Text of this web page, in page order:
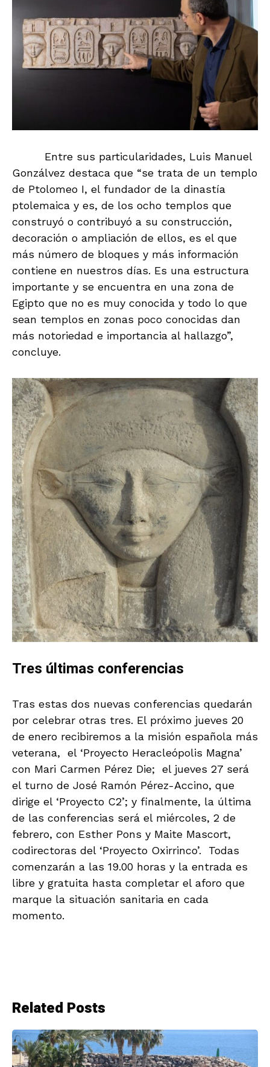
Entre sus particularidades, Luis Manuel
Gonzálvez destaca que “se trata de un templo
de Ptolomeo I, el fundador de la dinastía
ptolemaica y es, de los ocho templos que
construyó o contribuyó a su construcción,
decoración o ampliación de ellos, es el que
más número de bloques y más información
contiene en nuestros días. Es una estructura
importante y se encuentra en una zona de
Egipto que no es muy conocida y todo lo que
sean templos en zonas poco conocidas dan
más notoriedad e importancia al hallazgo”,
concluye.
Tres últimas conferencias
Tras estas dos nuevas conferencias quedarán
por celebrar otras tres. El próximo jueves 20
de enero recibiremos a la misión española más
veterana, el ‘Proyecto Heracleópolis Magna’
con Mari Carmen Pérez Die; el jueves 27 será
el turno de José Ramón Pérez-Accino, que
dirige el ‘Proyecto C2’; y finalmente, la última
de las conferencias será el miércoles, 2 de
febrero, con Esther Pons y Maite Mascort,
codirectoras del ‘Proyecto Oxirrinco’. Todas
comenzarán a las 19.00 horas y la entrada es
libre y gratuita hasta completar el aforo que
marque la situación sanitaria en cada
momento.
Related Posts